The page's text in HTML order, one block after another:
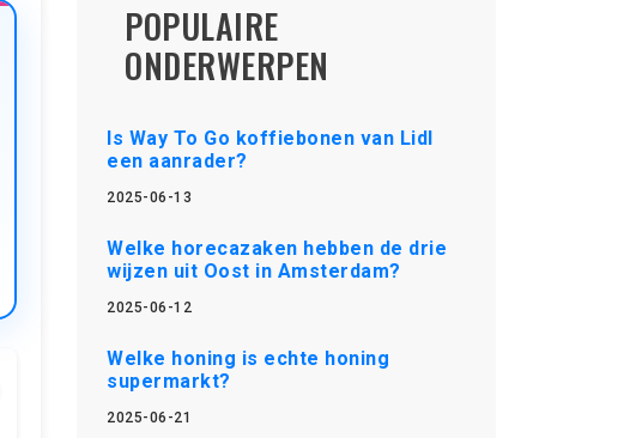
POPULAIRE
ONDERWERPEN
Is Way To Go koffiebonen van Lidl
een aanrader?
2025-06-13
Welke horecazaken hebben de drie
wijzen uit Oost in Amsterdam?
2025-06-12
Welke honing is echte honing
supermarkt?
2025-06-21